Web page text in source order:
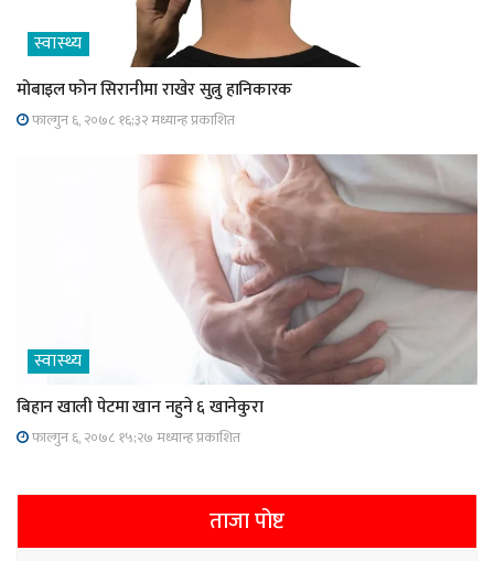
स्वास्थ्य
मोबाइल फोन सिरानीमा राखेर सुत्नु हानिकारक
फाल्गुन ६, २०७८ १६;३२ मध्यान्ह प्रकाशित
स्वास्थ्य
बिहान खाली पेटमा खान नहुने ६ खानेकुरा
फाल्गुन ६, २०७८ १५;२७ मध्यान्ह प्रकाशित
ताजा पोष्ट